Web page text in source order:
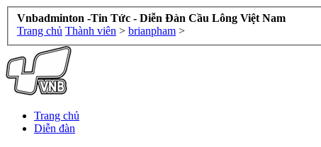
Vnbadminton -Tin Tức - Diễn Đàn Cầu Lông Việt Nam
Trang chủ Thành viên > brianpham >
Trang chủ
Diễn đàn